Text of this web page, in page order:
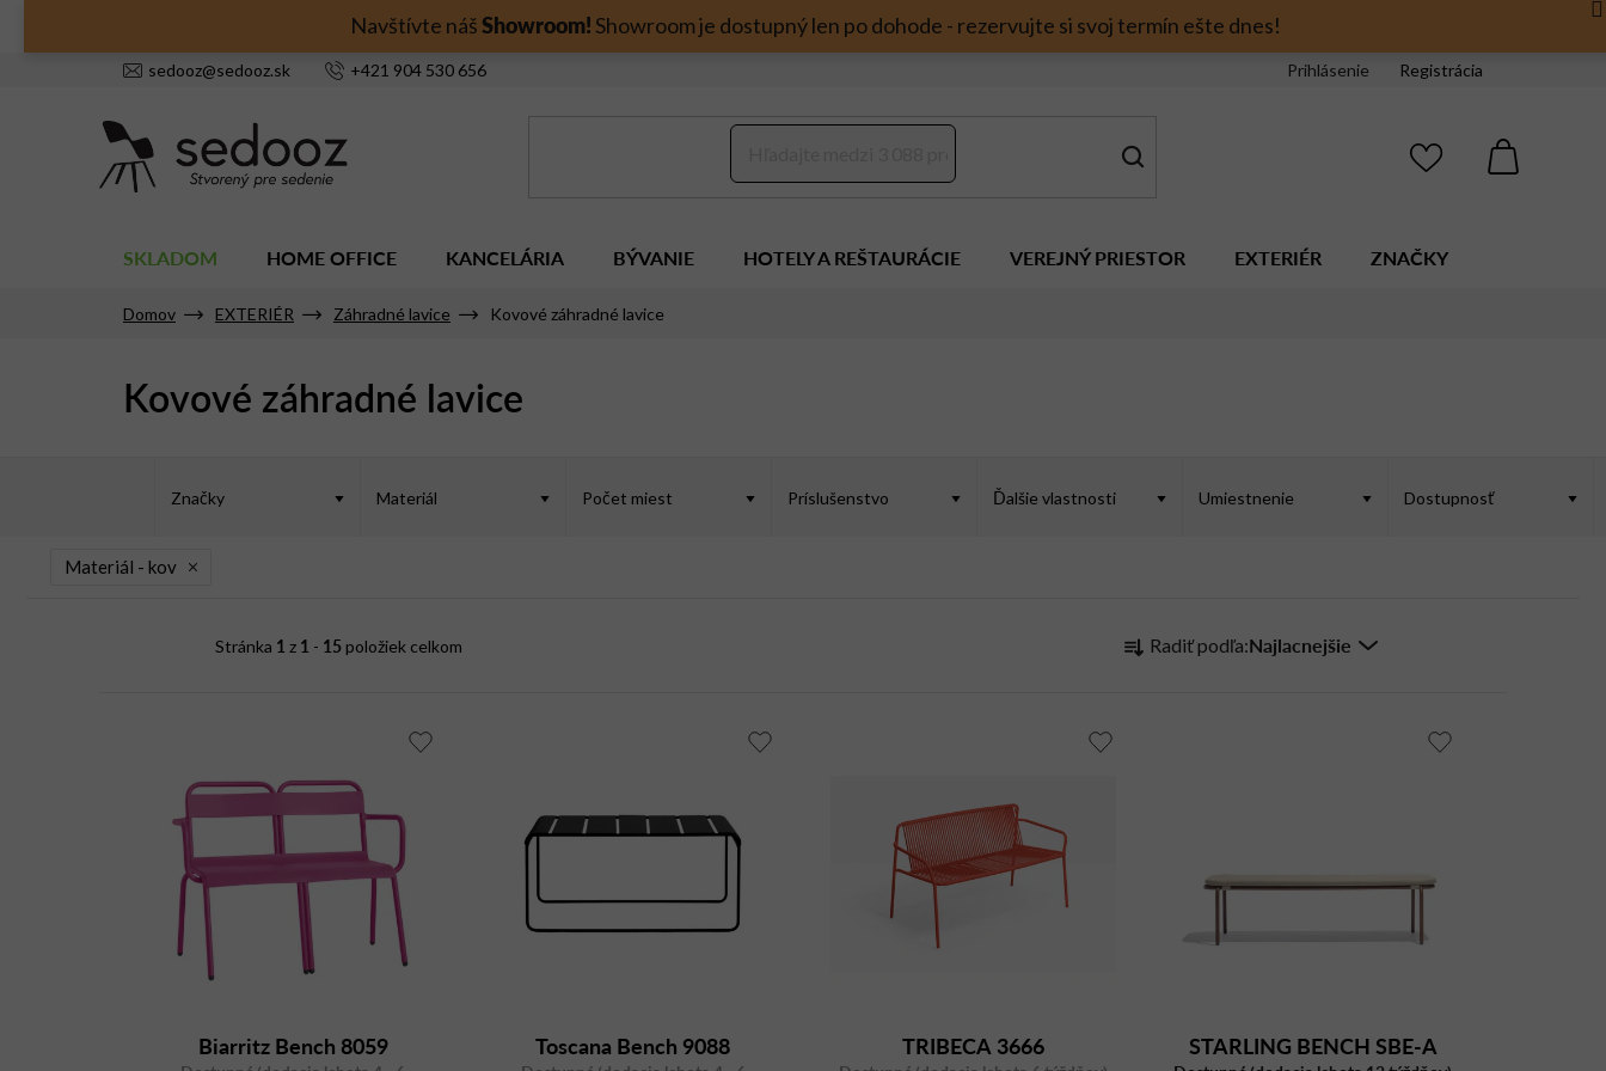
Navštívte nášShowroom! Showroom je dostupný len po dohode - rezervujte si svoj termín ešte dnes!
sedooz@sedooz.sk +421 904 530 656 Prihlásenie Registrácia
SKLADOM HOME OFFICE KANCELÁRIA BÝVANIE HOTELY A REŠTAURÁCIE VEREJNÝ PRIESTOR EXTERIÉR ZNAČKY
Domov EXTERIÉR Záhradné lavice Kovové záhradné lavice
Kovové záhradné lavice
Materiál - kov
Stránka 1 z 1 - 15 položiek celkom R
a Radiť podľa:Najlacnejšie
Značky Materiál Počet miest Príslušenstvo Ďalšie vlastnosti Umiestnenie Dostupnosť
Biarritz Bench 8059 Toscana Bench 9088 TRIBECA 3666 STARLING BENCH SBE-A